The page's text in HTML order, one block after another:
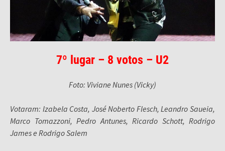
7º lugar – 8 votos – U2
Foto: Viviane Nunes (Vicky)
Votaram: Izabela Costa, José Noberto Flesch, Leandro Saueia,
Marco Tomazzoni, Pedro Antunes, Ricardo Schott, Rodrigo
James e Rodrigo Salem